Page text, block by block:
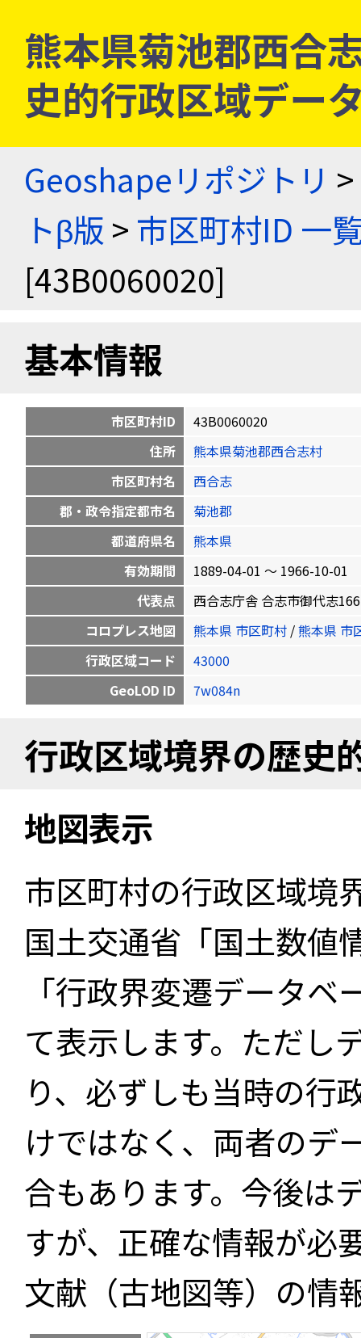
熊本県菊池郡西合
史的行政区域デー
Geoshapeリポジトリ >
トβ版 > 市区町村ID 一
[43B0060020]
基本情報
市区町村ID
43B0060020
住所
熊本県菊池郡西合志村
市区町村名
西合志
郡・政令指定都市名
菊池郡
都道府県名
熊本県
有効期間
1889-04-01 〜 1966-10-01
代表点
西合志庁舎 合志市御代志
コロプレス地図
熊本県 市区町村 /熊本県 市
行政区域コード
43000
GeoLOD ID
7w084n
行政区域境界の歴史
地図表示
市区町村の行政区域境
国土交通省「国土数値
「行政界変遷データ
て表示します。ただし
り、必ずしも当時の行
けではなく、両者のデ
合もあります。今後は
すが、正確な情報が必
文献（古地図等）の情